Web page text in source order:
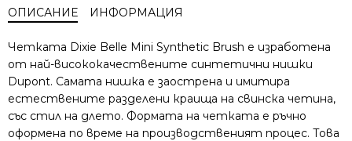
Mini
Synthetic
Brush
ОПИСАНИЕ ИНФОРМАЦИЯ
Четката Dixie Belle Mini Synthetic Brush е изработена
от най-висококачествените синтетични нишки
Dupont. Самата нишка е заострена и имитира
естествените разделени краища на свинска четина,
със стил на длето. Формата на четката е ръчно
оформена по време на производственият процес. Това